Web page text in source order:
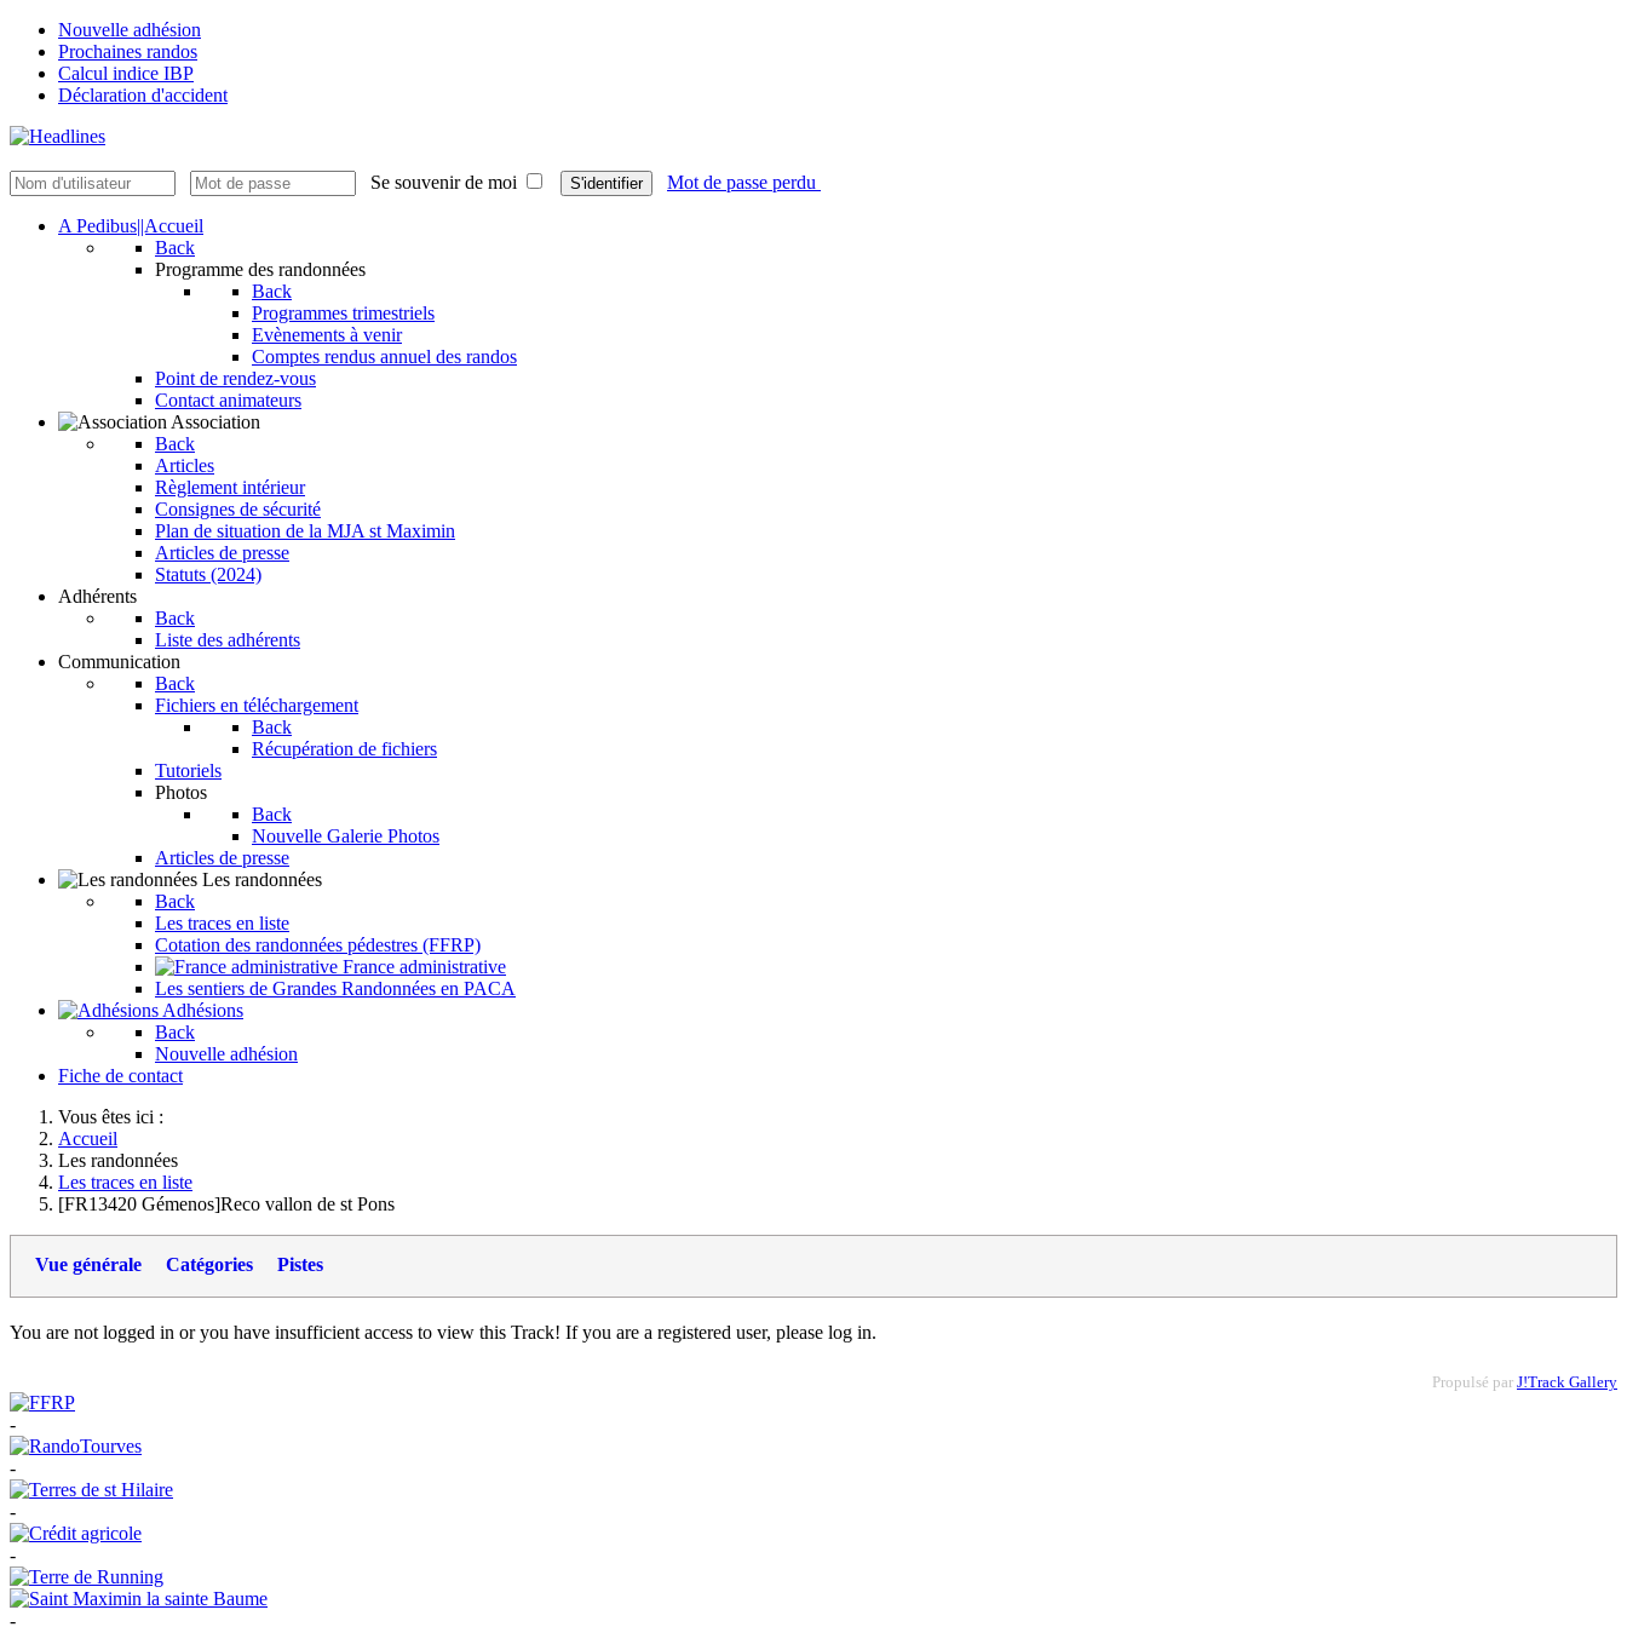
Nouvelle adhésion
Prochaines randos
Calcul indice IBP
Déclaration d'accident
Se souvenir de moi S'identifier Mot de passe perdu
A Pedibus||Accueil
Back
Programme des randonnées
Back
Programmes trimestriels
Evènements à venir
Comptes rendus annuel des randos
Point de rendez-vous
Contact animateurs
Association
Back
Articles
Règlement intérieur
Consignes de sécurité
Plan de situation de la MJA st Maximin
Articles de presse
Statuts (2024)
Adhérents
Back
Liste des adhérents
Communication
Back
Fichiers en téléchargement
Back
Récupération de fichiers
Tutoriels
Photos
Back
Nouvelle Galerie Photos
Articles de presse
Les randonnées
Back
Les traces en liste
Cotation des randonnées pédestres (FFRP)
France administrative
Les sentiers de Grandes Randonnées en PACA
Adhésions
Back
Nouvelle adhésion
Fiche de contact
Vous êtes ici :
Accueil
Les randonnées
Les traces en liste
[FR13420 Gémenos]Reco vallon de st Pons
Vue générale Catégories Pistes
You are not logged in or you have insufficient access to view this Track! If you are a registered user, please log in.
Propulsé par J!Track Gallery
-
-
-
-
-